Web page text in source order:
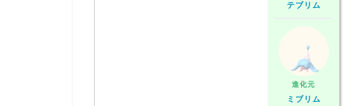
テブリム
進化元
ミブリム